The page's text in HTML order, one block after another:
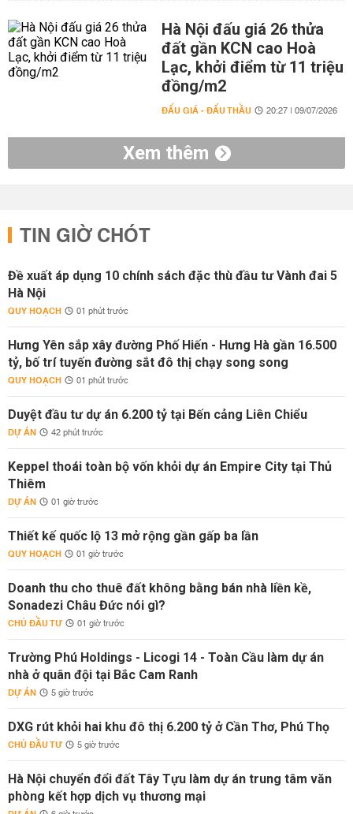
Hà Nội đấu giá 26 thửa
đất gần KCN cao Hoà
Lạc, khởi điểm từ 11 triệu
đồng/m2
ĐẤU GIÁ - ĐẤU THẦU 20:27 | 09/07/2026
Xem thêm
TIN GIỜ CHÓT
Đề xuất áp dụng 10 chính sách đặc thù đầu tư Vành đai 5
Hà Nội
QUY HOẠCH 01 phút trước
Hưng Yên sắp xây đường Phố Hiến - Hưng Hà gần 16.500
tỷ, bố trí tuyến đường sắt đô thị chạy song song
QUY HOẠCH 01 phút trước
Duyệt đầu tư dự án 6.200 tỷ tại Bến cảng Liên Chiểu
DỰ ÁN 42 phút trước
Keppel thoái toàn bộ vốn khỏi dự án Empire City tại Thủ
Thiêm
DỰ ÁN 01 giờ trước
Thiết kế quốc lộ 13 mở rộng gần gấp ba lần
QUY HOẠCH 01 giờ trước
Doanh thu cho thuê đất không bằng bán nhà liền kề,
Sonadezi Châu Đức nói gì?
CHỦ ĐẦU TƯ 01 giờ trước
Trường Phú Holdings - Licogi 14 - Toàn Cầu làm dự án
nhà ở quân đội tại Bắc Cam Ranh
DỰ ÁN 5 giờ trước
DXG rút khỏi hai khu đô thị 6.200 tỷ ở Cần Thơ, Phú Thọ
CHỦ ĐẦU TƯ 5 giờ trước
Hà Nội chuyển đổi đất Tây Tựu làm dự án trung tâm văn
phòng kết hợp dịch vụ thương mại